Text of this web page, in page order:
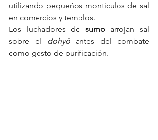
utilizando pequeños montículos de sal
en comercios y templos.
Los luchadores de sumo arrojan sal
sobre el dohyō antes del combate
como gesto de purificación.